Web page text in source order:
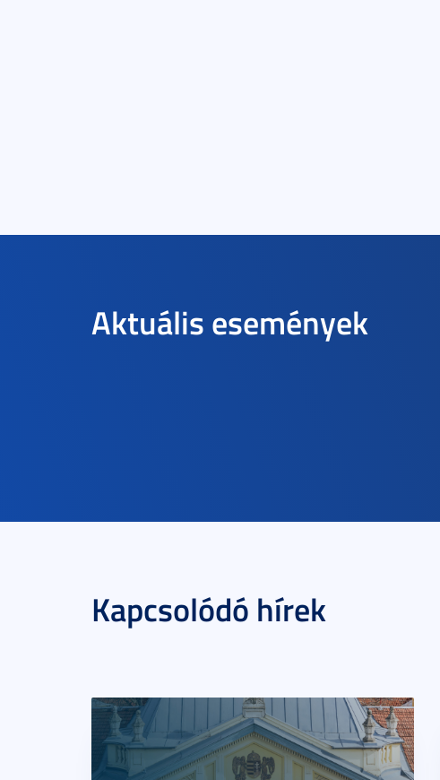
Aktuális események
Kapcsolódó hírek